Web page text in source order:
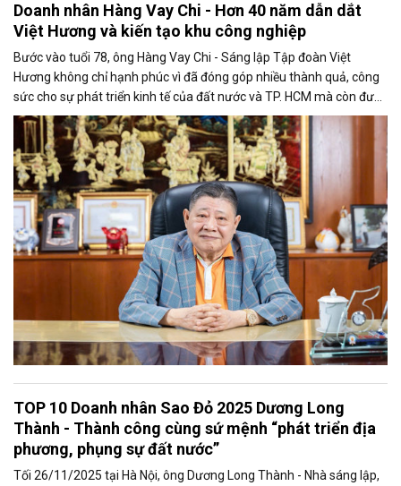
Doanh nhân Hàng Vay Chi - Hơn 40 năm dẫn dắt
Việt Hương và kiến tạo khu công nghiệp
Bước vào tuổi 78, ông Hàng Vay Chi - Sáng lập Tập đoàn Việt
Hương không chỉ hạnh phúc vì đã đóng góp nhiều thành quả, công
sức cho sự phát triển kinh tế của đất nước và TP. HCM mà còn được
đồng nghiệp, đối tác, bạn bè và gia đình dành cho nhiều tình cảm
kính trọng, nể phục.
TOP 10 Doanh nhân Sao Đỏ 2025 Dương Long
Thành - Thành công cùng sứ mệnh “phát triển địa
phương, phụng sự đất nước”
Tối 26/11/2025 tại Hà Nội, ông Dương Long Thành - Nhà sáng lập,